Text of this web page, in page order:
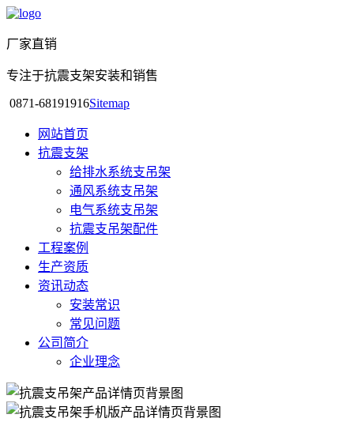
厂家直销
专注于抗震支架安装和销售
0871-68191916Sitemap
网站首页
抗震支架
给排水系统支吊架
通风系统支吊架
电气系统支吊架
抗震支吊架配件
工程案例
生产资质
资讯动态
安装常识
常见问题
公司简介
企业理念